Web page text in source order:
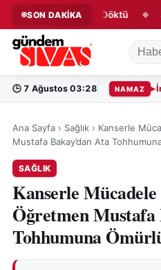
SON DAKİKA
Ter Döktü ◆
🕒 7 Ağustos 03:28 NAMAZ
Ana Sayfa › Sağlık › Kanserle
Mustafa Bakay’dan Ata
SAĞLIK
Kanserle
Öğretmen Mustafa
Tohhumuna